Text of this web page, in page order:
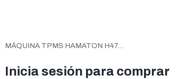
MÁQUINA TPMS HAMATON H47...
Inicia sesión para comprar